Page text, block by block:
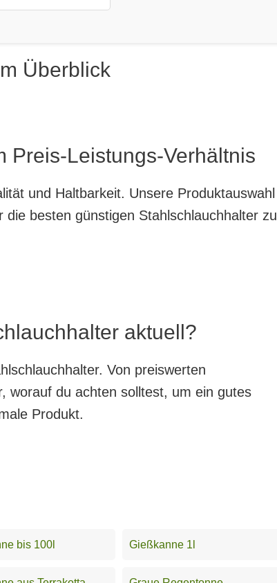
Überblick
Preis-Leistungs-Verhältnis
und Haltbarkeit. Unsere Produktauswahl
besten günstigen Stahlschlauchhalter zu
aktuell?
Von preiswerten
worauf du achten solltest, um ein gutes
Produkt.
bis 100l Gießkanne 1l